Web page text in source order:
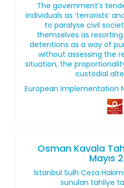
The government’s
individuals as ‘terrorists’
to paralyse civil
themselves as
detentions as a way of
without assessing the
situation, the
custodial
European Implementation
Osman Kavala
Mayıs
İstanbul Sulh Ceza
sunulan tahliye